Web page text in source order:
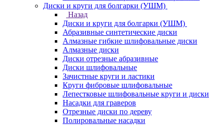
Диски и круги для болгарки (УШМ)
Назад
Диски и круги для болгарки (УШМ)
Абразивные синтетические диски
Алмазные гибкие шлифовальные диски
Алмазные диски
Диски отрезные абразивные
Диски шлифовальные
Зачистные круги и ластики
Круги фибровые шлифовальные
Лепестковые шлифовальные круги и диски
Насадки для граверов
Отрезные диски по дереву
Полировальные насадки